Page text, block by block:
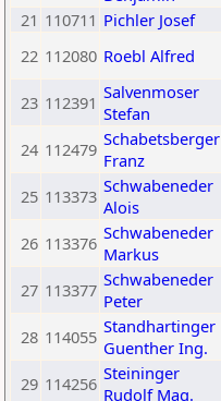
21 110711 Pichler Josef
22 112080 Roebl Alfred
23 112391 Salvenmoser
Stefan
24 112479 Schabetsberger
Franz
25 113373 Schwabeneder
Alois
26 113376 Schwabeneder
Markus
27 113377 Schwabeneder
Peter
28 114055 Standhartinger
Guenther Ing.
29 114256 Steininger
Rudolf Mag.